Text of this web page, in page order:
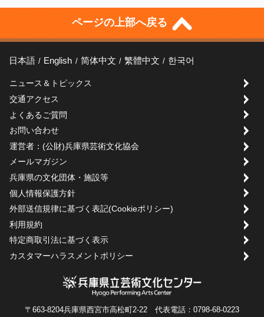
ページの上部へ戻る
日本語 English 简体中文 繁體中文 한국어
ニュース＆トピックス
交通アクセス
よくあるご質問
お問い合わせ
運営者：(公財)兵庫県芸術文化協会
メールマガジン
兵庫県の文化団体・施設等
個人情報保護方針
外部送信規律に基づく表記(Cookieポリシー)
利用規約
特定商取引法に基づく表示
カスタマーハラスメントポリシー
〒663-8204兵庫県西宮市高松町2-22 代表電話：0798-68-0223